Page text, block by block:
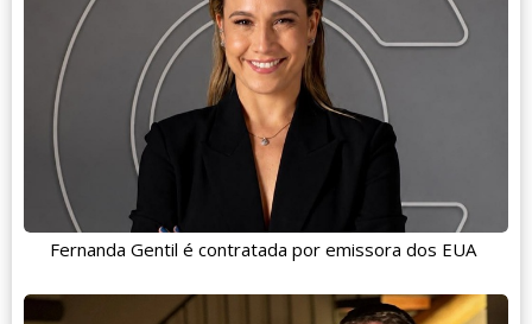
Fernanda Gentil é contratada por emissora dos EUA